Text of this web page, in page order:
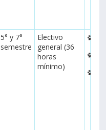
5° y 7°
semestre
Electivo
general (36
horas
mínimo)